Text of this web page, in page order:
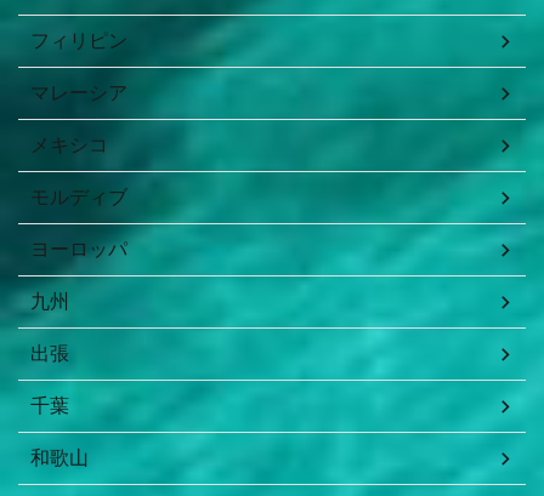
フィリピン
マレーシア
メキシコ
モルディブ
ヨーロッパ
九州
出張
千葉
和歌山